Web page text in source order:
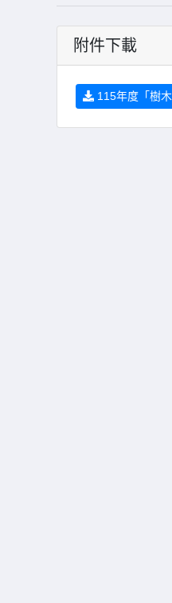
附件下載
115年度「樹